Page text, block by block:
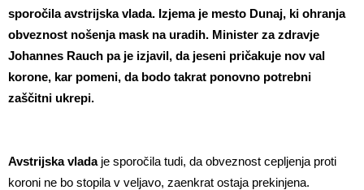
sporočila avstrijska vlada. Izjema je mesto Dunaj, ki ohranja
obveznost nošenja mask na uradih. Minister za zdravje
Johannes Rauch pa je izjavil, da jeseni pričakuje nov val
korone, kar pomeni, da bodo takrat ponovno potrebni
zaščitni ukrepi.
Avstrijska vladaje sporočila tudi, da obveznost cepljenja proti
koroni ne bo stopila v veljavo, zaenkrat ostaja prekinjena.